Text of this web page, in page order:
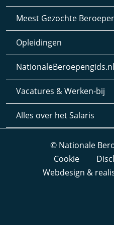
Meest Gezochte
Opleidingen
NationaleBeroepengids.nl
Vacatures & Werken-bij
Alles over het Salaris
© Nationale
Cookie
Webdesign &